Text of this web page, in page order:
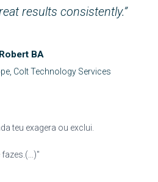
results consistently.”
Robert BA
Colt Technology Services
teu exagera ou exclui.